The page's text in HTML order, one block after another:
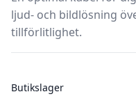
ljud- och bildlösning
tillförlitlighet.
Butikslager